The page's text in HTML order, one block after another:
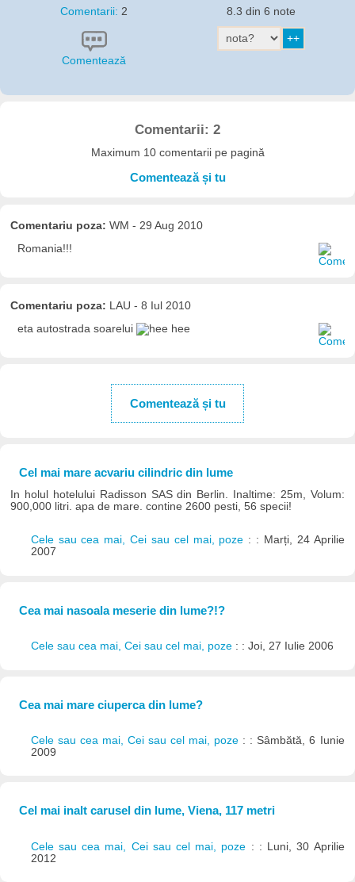
Comentarii: 2
Comentează
8.3 din 6 note
Comentarii: 2
Maximum 10 comentarii pe pagină
Comentează și tu
Comentariu poza: WM - 29 Aug 2010
Romania!!!
Comentariu poza: LAU - 8 Iul 2010
eta autostrada soarelui
Comentează și tu
Cel mai mare acvariu cilindric din lume
In holul hotelului Radisson SAS din Berlin. Inaltime: 25m, Volum:
900,000 litri. apa de mare. contine 2600 pesti, 56 specii!
Cele sau cea mai, Cei sau cel mai, poze : : Marți, 24 Aprilie
2007
Cea mai nasoala meserie din lume?!?
Cele sau cea mai, Cei sau cel mai, poze : : Joi, 27 Iulie 2006
Cea mai mare ciuperca din lume?
Cele sau cea mai, Cei sau cel mai, poze : : Sâmbătă, 6 Iunie
2009
Cel mai inalt carusel din lume, Viena, 117 metri
Cele sau cea mai, Cei sau cel mai, poze : : Luni, 30 Aprilie
2012